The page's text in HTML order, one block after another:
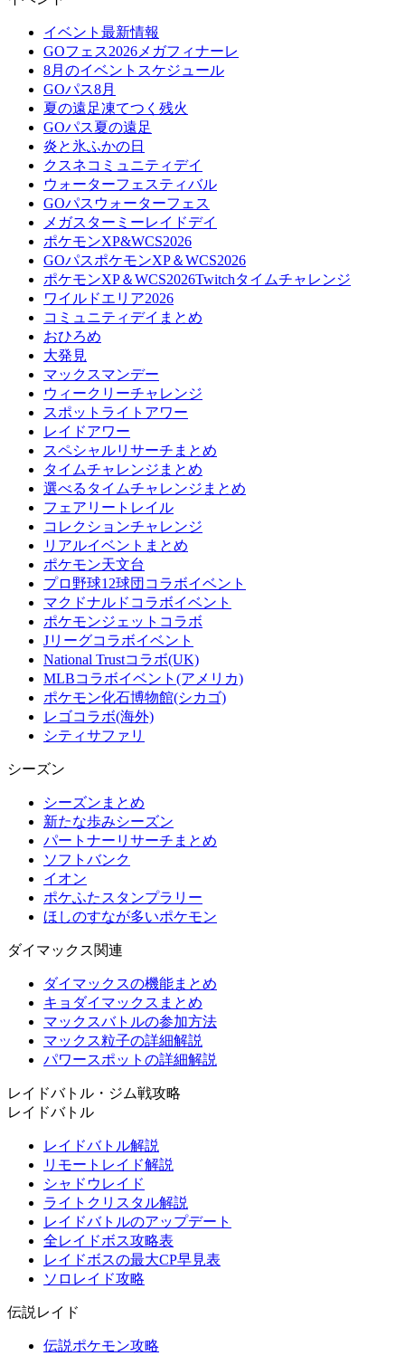
イベント最新情報
GOフェス2026メガフィナーレ
8月のイベントスケジュール
GOパス8月
夏の遠足凍てつく残火
GOパス夏の遠足
炎と氷ふかの日
クスネコミュニティデイ
ウォーターフェスティバル
GOパスウォーターフェス
メガスターミーレイドデイ
ポケモンXP&WCS2026
GOパスポケモンXP＆WCS2026
ポケモンXP＆WCS2026Twitchタイムチャレンジ
ワイルドエリア2026
コミュニティデイまとめ
おひろめ
大発見
マックスマンデー
ウィークリーチャレンジ
スポットライトアワー
レイドアワー
スペシャルリサーチまとめ
タイムチャレンジまとめ
選べるタイムチャレンジまとめ
フェアリートレイル
コレクションチャレンジ
リアルイベントまとめ
ポケモン天文台
プロ野球12球団コラボイベント
マクドナルドコラボイベント
ポケモンジェットコラボ
Jリーグコラボイベント
National Trustコラボ(UK)
MLBコラボイベント(アメリカ)
ポケモン化石博物館(シカゴ)
レゴコラボ(海外)
シティサファリ
シーズン
シーズンまとめ
新たな歩みシーズン
パートナーリサーチまとめ
ソフトバンク
イオン
ポケふたスタンプラリー
ほしのすなが多いポケモン
ダイマックス関連
ダイマックスの機能まとめ
キョダイマックスまとめ
マックスバトルの参加方法
マックス粒子の詳細解説
パワースポットの詳細解説
レイドバトル・ジム戦攻略
レイドバトル
レイドバトル解説
リモートレイド解説
シャドウレイド
ライトクリスタル解説
レイドバトルのアップデート
全レイドボス攻略表
レイドボスの最大CP早見表
ソロレイド攻略
伝説レイド
伝説ポケモン攻略